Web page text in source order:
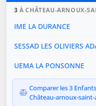
3 À CHÂTEAU-ARNOUX-
IME LA DURANCE
SESSAD LES OLIVIERS
UEMA LA PONSONNE
Comparer les 3
Château-arnoux-